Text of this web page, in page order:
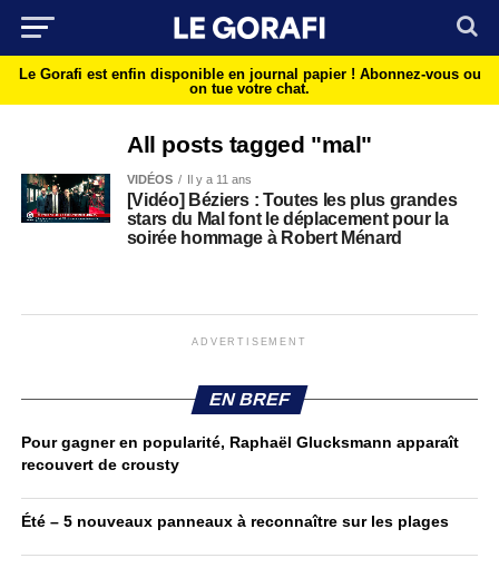
Le Gorafi est enfin disponible en journal papier ! Abonnez-vous ou
on tue votre chat.
All posts tagged "mal"
VIDÉOS Il y a 11 ans
[Vidéo] Béziers : Toutes les plus grandes
stars du Mal font le déplacement pour la
soirée hommage à Robert Ménard
ADVERTISEMENT
EN BREF
Pour gagner en popularité, Raphaël Glucksmann apparaît
recouvert de crousty
Été – 5 nouveaux panneaux à reconnaître sur les plages